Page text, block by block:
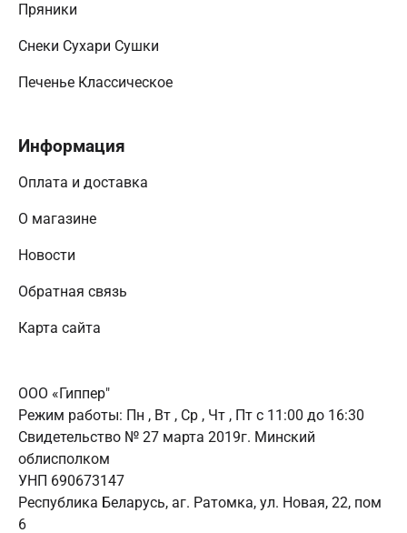
Пряники
Снеки Сухари Сушки
Печенье Классическое
Информация
Оплата и доставка
О магазине
Новости
Обратная связь
Карта сайта
ООО «Гиппер"
Режим работы: Пн , Вт , Ср , Чт , Пт c 11:00 до 16:30
Свидетельство № 27 марта 2019г. Минский
облисполком
УНП 690673147
Республика Беларусь, аг. Ратомка, ул. Новая, 22, пом
6